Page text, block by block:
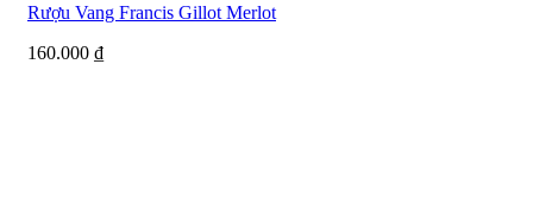
Rượu Vang Francis Gillot Merlot
160.000 ₫